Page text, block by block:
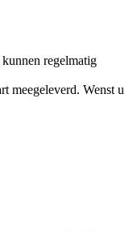
regelmatig
meegeleverd. Wenst u